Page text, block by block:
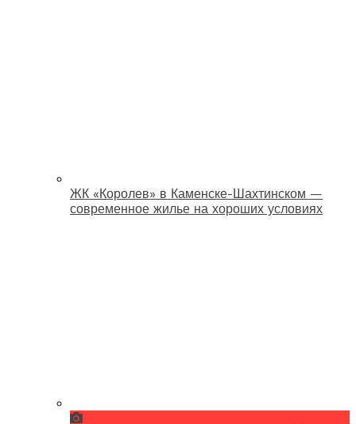
ЖК «Королев» в Каменске-Шахтинском —
современное жилье на хороших условиях